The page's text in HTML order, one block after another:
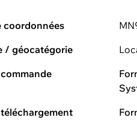
coordonnées
/ géocatégorie